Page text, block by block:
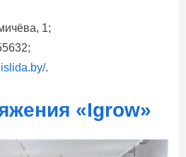
1;
.
«Igrow»